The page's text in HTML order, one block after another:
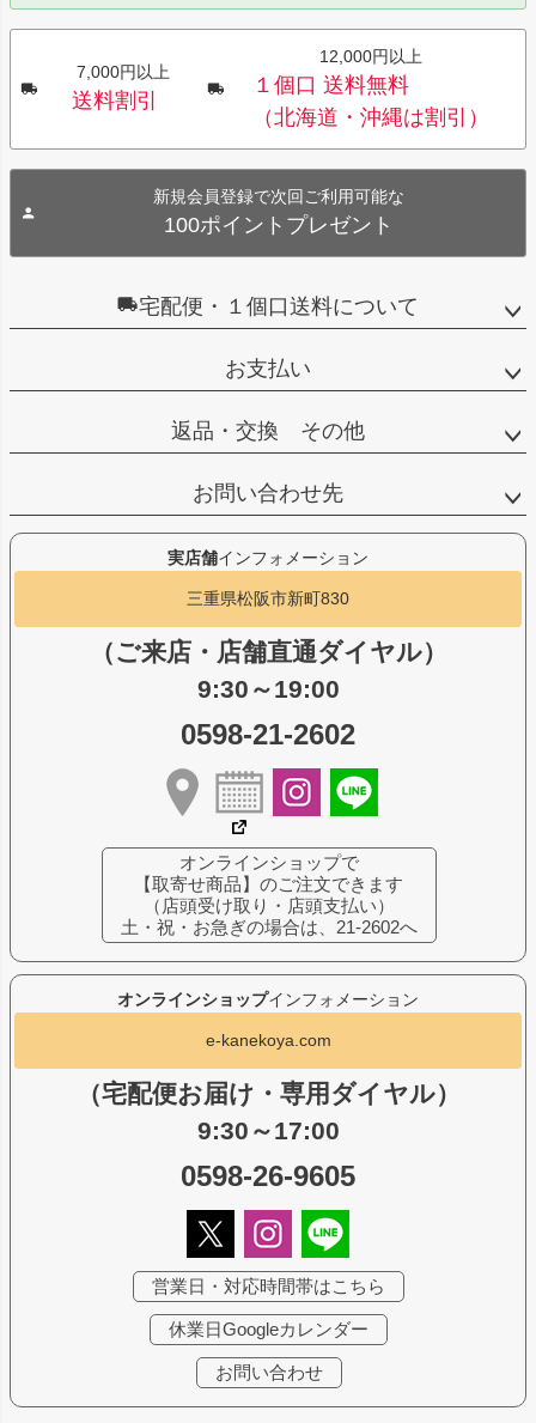
7,000円以上
送料割引
12,000円以上
１個口 送料無料
（北海道・沖縄は割引）
新規会員登録で次回ご利用可能な
100ポイントプレゼント
宅配便・１個口送料について
お支払い
返品・交換 その他
お問い合わせ先
オンラインショップインフォメーション
e-kanekoya.com
（宅配便お届け・専用ダイヤル）
9:30～17:00
0598-26-9605
営業日・対応時間帯はこちら
休業日Googleカレンダー
お問い合わせ
実店舗インフォメーション
三重県松阪市新町830
（ご来店・店舗直通ダイヤル）
9:30～19:00
0598-21-2602
オンラインショップで
【取寄せ商品】のご注文できます
（店頭受け取り・店頭支払い）
土・祝・お急ぎの場合は、21-2602へ